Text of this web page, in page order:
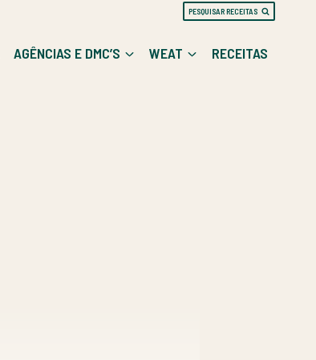
PESQUISAR RECEITAS
AGÊNCIAS E DMC’S WEAT RECEITAS